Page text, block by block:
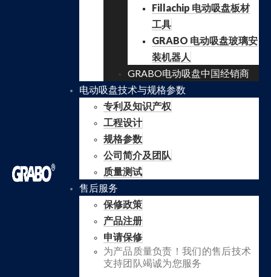
Fillachip 电动吸盘板材
工具
GRABO 电动吸盘玻璃安
装机器人
GRABO电动吸盘中国经销商
电动吸盘技术与规格参数
专利及知识产权
工程设计
规格参数
公司简介及团队
质量测试
售后服务
保修政策
产品注册
申请保修
为产品质量负责！我们的售后技术
支持团队竭诚为您服务